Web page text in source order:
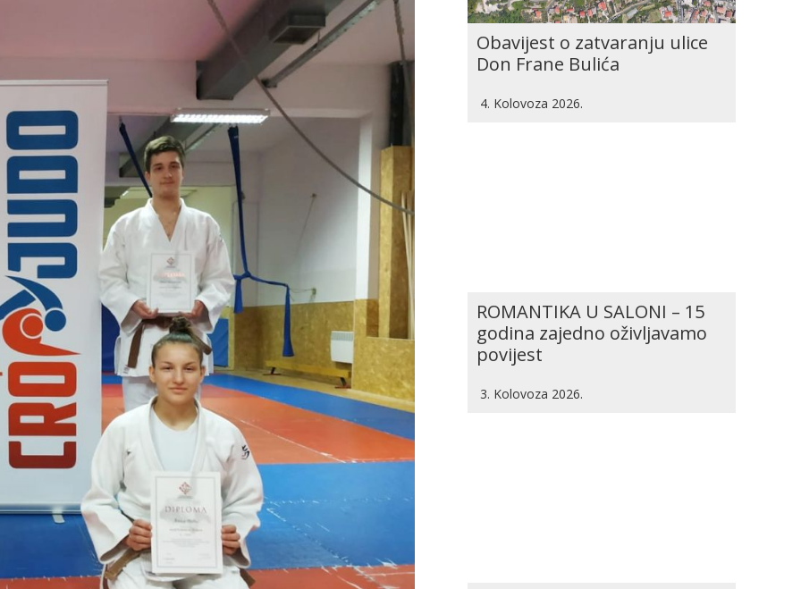
Obavijest o zatvaranju ulice
Don Frane Bulića
4. Kolovoza 2026.
ROMANTIKA U SALONI – 15
godina zajedno oživljavamo
povijest
3. Kolovoza 2026.